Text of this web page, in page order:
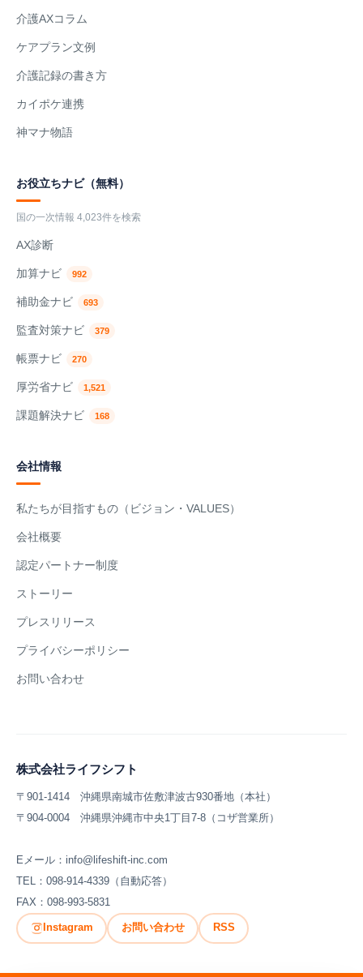
介護AXコラム
ケアプラン文例
介護記録の書き方
カイポケ連携
神マナ物語
お役立ちナビ（無料）
国の一次情報 4,023件を検索
AX診断
加算ナビ 992
補助金ナビ 693
監査対策ナビ 379
帳票ナビ 270
厚労省ナビ 1,521
課題解決ナビ 168
会社情報
私たちが目指すもの（ビジョン・VALUES）
会社概要
認定パートナー制度
ストーリー
プレスリリース
プライバシーポリシー
お問い合わせ
株式会社ライフシフト
〒901-1414 沖縄県南城市佐敷津波古930番地（本社）
〒904-0004 沖縄県沖縄市中央1丁目7-8（コザ営業所）
Eメール：info@lifeshift-inc.com
TEL：098-914-4339（自動応答）
FAX：098-993-5831
Instagram お問い合わせ RSS